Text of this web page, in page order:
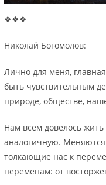
❖❖❖
Николай Богомолов:
Лично для меня,
быть чувствительным
природе, обществе,
Нам всем довелось
аналогичную.
толкающие нас к
переменам: от